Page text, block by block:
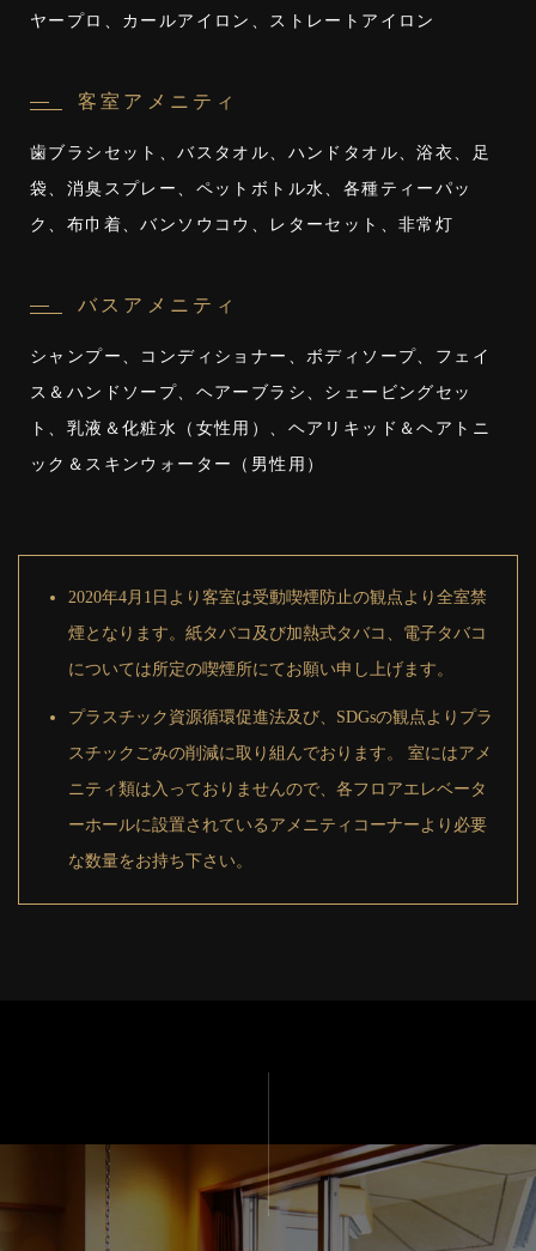
ヤープロ、カールアイロン、ストレートアイロン
客室アメニティ
歯ブラシセット、バスタオル、ハンドタオル、浴衣、足
袋、消臭スプレー、ペットボトル水、各種ティーパッ
ク、布巾着、バンソウコウ、レターセット、非常灯
バスアメニティ
シャンプー、コンディショナー、ボディソープ、フェイ
ス＆ハンドソープ、ヘアーブラシ、シェービングセッ
ト、乳液＆化粧水（女性用）、ヘアリキッド＆ヘアトニ
ック＆スキンウォーター（男性用）
2020年4月1日より客室は受動喫煙防止の観点より全室禁
煙となります。紙タバコ及び加熱式タバコ、電子タバコ
については所定の喫煙所にてお願い申し上げます。
プラスチック資源循環促進法及び、SDGsの観点よりプラ
スチックごみの削減に取り組んでおります。 室にはアメ
ニティ類は入っておりませんので、各フロアエレベータ
ーホールに設置されているアメニティコーナーより必要
な数量をお持ち下さい。